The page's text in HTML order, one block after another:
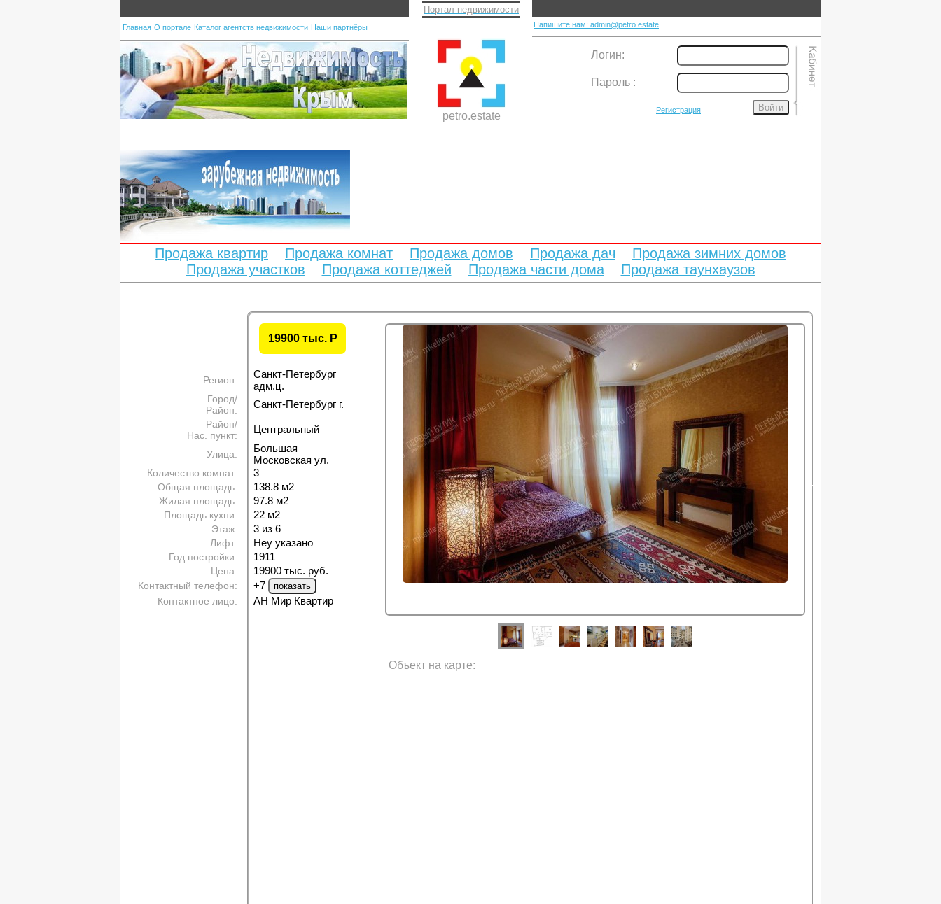
Главная О портале Каталог агентств недвижимости Наши партнёры
Портал недвижимости
petro.estate
Напишите нам: admin@petro.estate
Логин:
Пароль :
Регистрация Войти
Продажа квартир Продажа комнат Продажа домов Продажа дач
Продажа зимних домов
Продажа участков
Продажа коттеджей Продажа части дома Продажа таунхаузов
19900 тыс. P
Регион:
Санкт-Петербург
адм.ц.
Город/
Район:
Санкт-Петербург г.
Район/
Нас. пункт:
Центральный
Улица:
Большая
Московская ул.
Количество комнат: 3
Общая площадь: 138.8 м2
Жилая площадь: 97.8 м2
Площадь кухни: 22 м2
Этаж: 3 из 6
Лифт: Неу указано
Год постройки: 1911
Цена: 19900 тыс. руб.
Контактный телефон: +7
Контактное лицо: АН Мир Квартир
Объект на карте: